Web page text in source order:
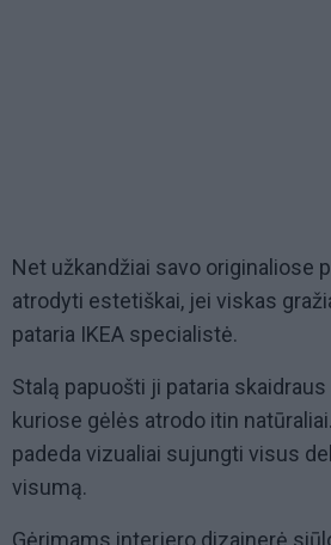
Net užkandžiai savo originaliose
atrodyti estetiškai, jei viskas
pataria IKEA specialistė.
Stalą papuošti ji pataria
kuriose gėlės atrodo itin
padeda vizualiai sujungti visus
visumą.